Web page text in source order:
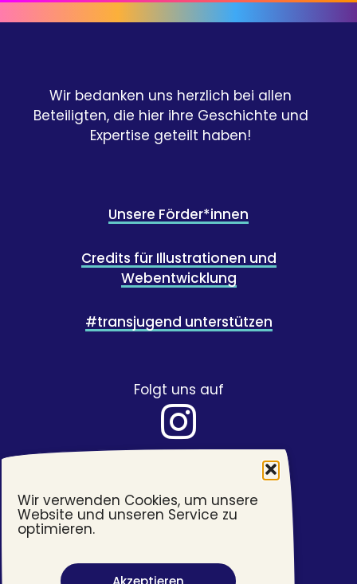
Wir verwenden Cookies, um unsere
Website und unseren Service zu
optimieren.
Wir bedanken uns herzlich bei allen
Beteiligten, die hier ihre Geschichte und
Expertise geteilt haben!
Unsere Förder*innen
Credits für Illustrationen und
Webentwicklung
#transjugend unterstützen
Folgt uns auf